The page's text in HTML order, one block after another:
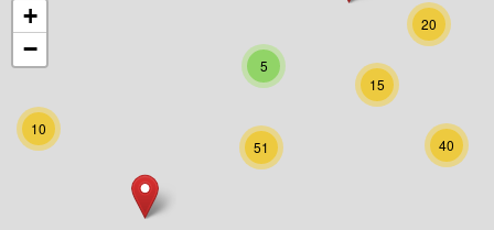
Bundesland
Burgenland
Kärnten
15
40
20
51
5
10
+
−